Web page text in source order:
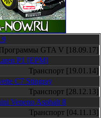
GTA V [18.09.17]
P1 [EPM]
Транспорт [19.01.14]
C7 Stingray
Транспорт [28.12.13]
Veneno Asphalt 8
Транспорт [04.11.13]